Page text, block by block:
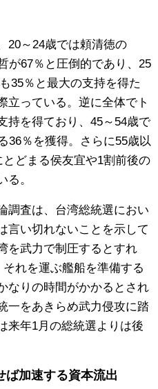
20～24歳では頼清徳の
が67％と圧倒的であり、25
35％と最大の支持を得た
立っている。逆に全体でト
持を得ており、45～54歳で
36％を獲得。さらに55歳以
とどまる侯友宜や1割前後の
る。
査は、台湾総統選におい
言い切れないことを示して
を武力で制圧するとすれ
れを運ぶ艦船を準備する
なりの時間がかかるとされ
一をあきらめ武力侵攻に踏
来年1月の総統選よりは後
ば加速する資本流出